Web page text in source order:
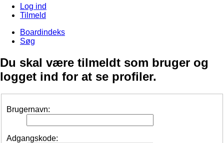
Log ind
Tilmeld
Boardindeks
Søg
Du skal være tilmeldt som bruger og
logget ind for at se profiler.
Brugernavn:
Adgangskode: